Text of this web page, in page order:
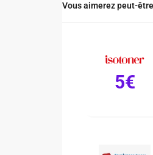
Vous aimerez peut-
5€